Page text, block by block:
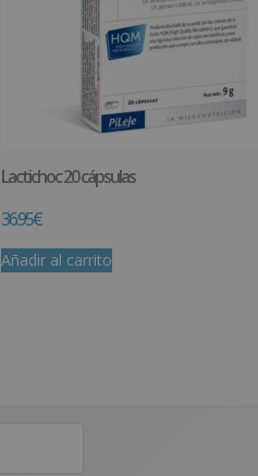
Lactichoc 20 cápsulas
36.95€
Añadir al carrito